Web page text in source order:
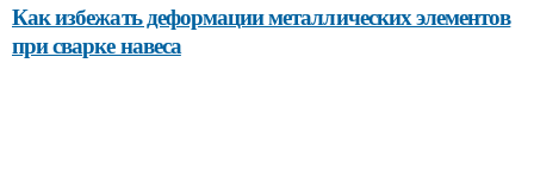
Как избежать деформации металлических элементов
при сварке навеса